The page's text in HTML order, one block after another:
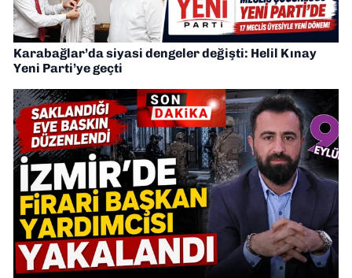
Karabağlar’da siyasi dengeler değişti: Helil Kınay
Yeni Parti’ye geçti